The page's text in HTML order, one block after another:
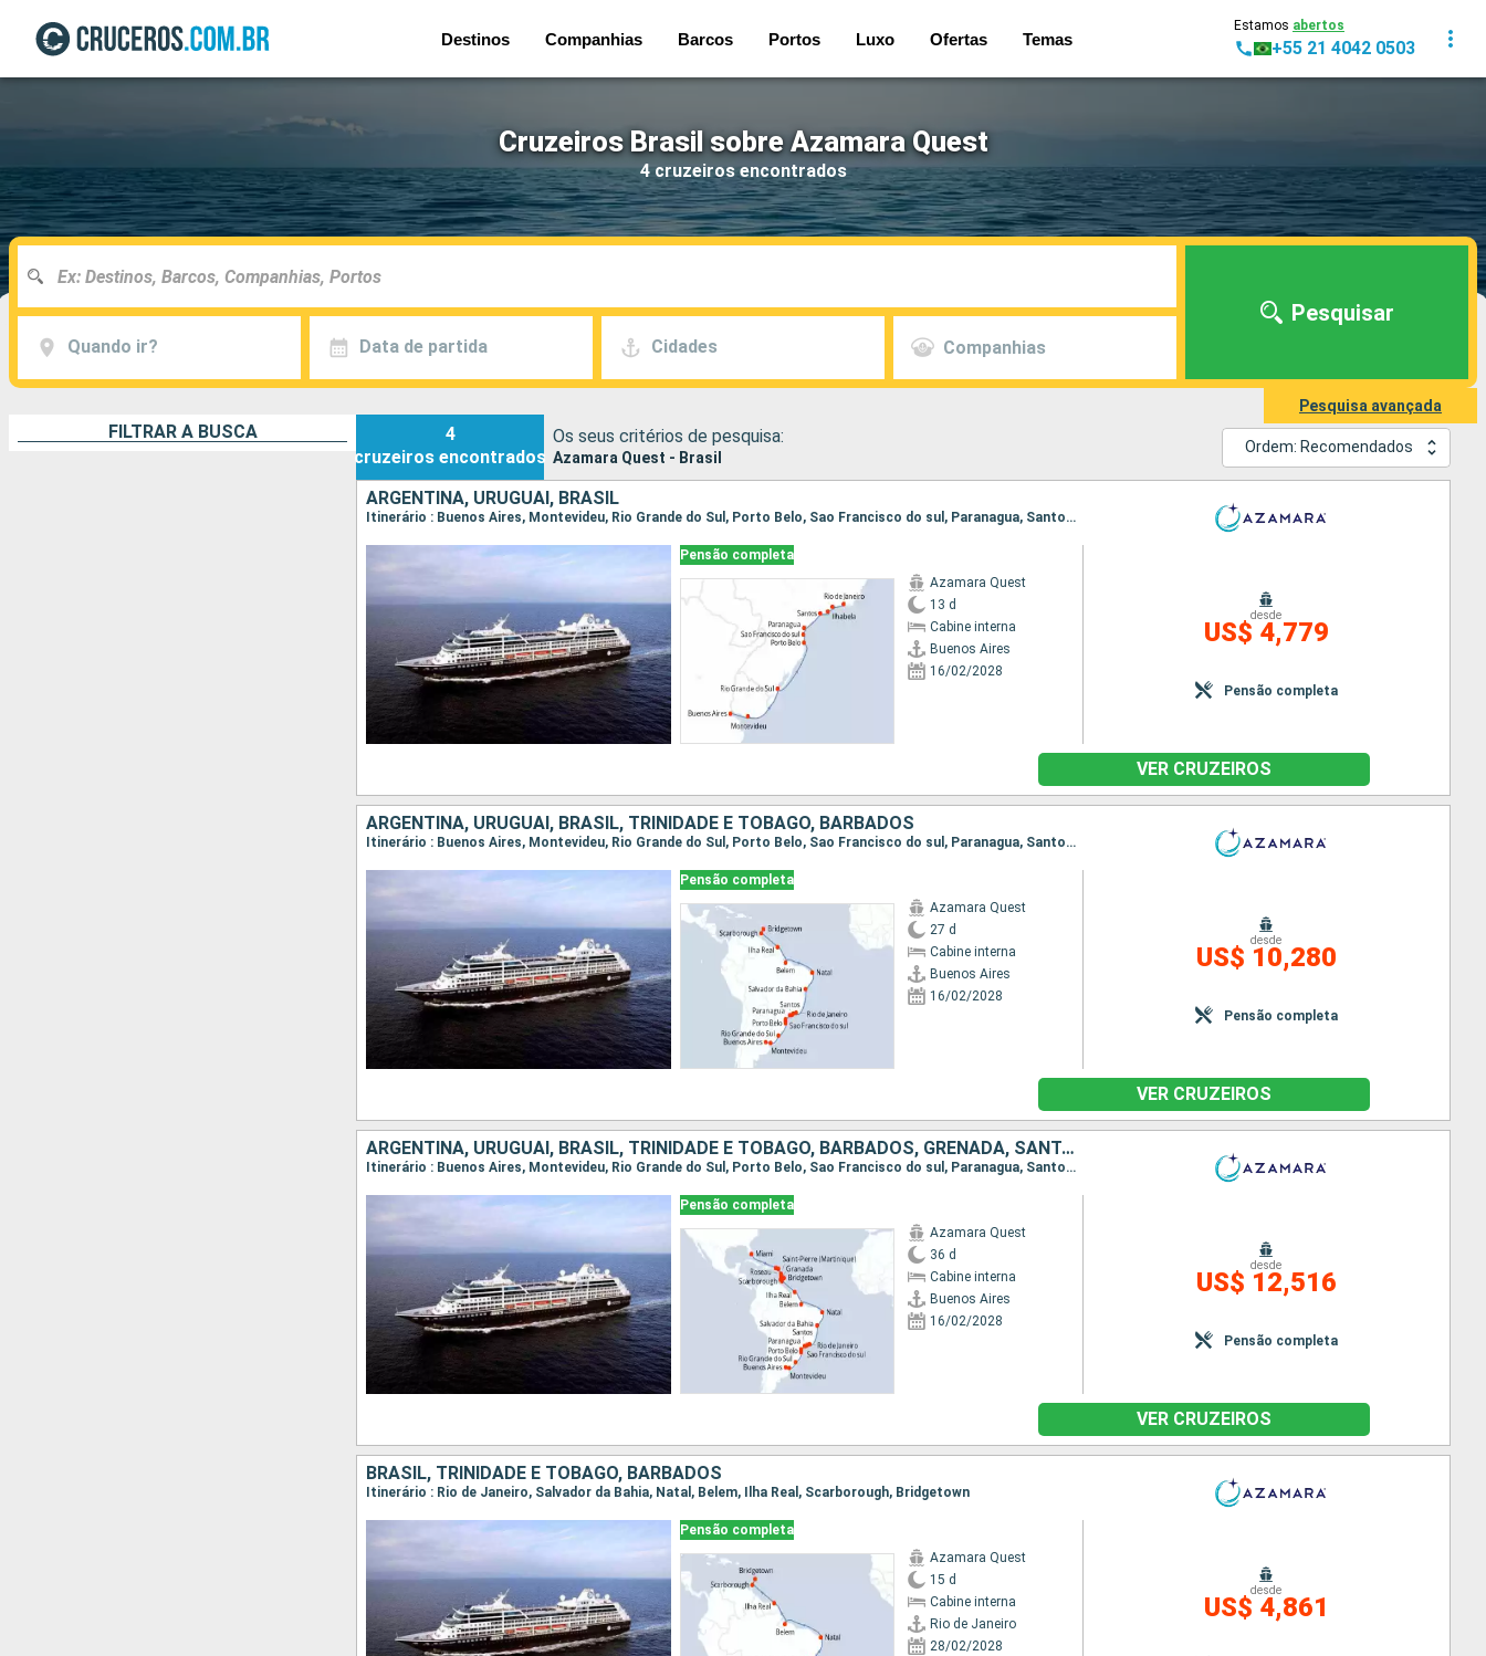
Destinos Companhias Barcos Portos Luxo Ofertas Temas
Estamos abertos
+55 21 4042 0503
Cruzeiros Brasil sobre Azamara Quest
4 cruzeiros encontrados
Quando ir? Data de partida Cidades Companhias
Pesquisar
Pesquisa avançada
FILTRAR A BUSCA
4
cruzeiros encontrados
Os seus critérios de pesquisa:
Azamara Quest - Brasil
Ordem: Recomendados
ARGENTINA, URUGUAI, BRASIL
Itinerário : Buenos Aires, Montevideu, Rio Grande do Sul, Porto Belo, Sao Francisco do sul, Paranagua, Santos, Ilhabela, Paraty, Rio de Janeiro
Pensão completa
Azamara Quest
13 d
Cabine interna
Buenos Aires
16/02/2028
desde
US$ 4,779
Pensão completa
VER CRUZEIROS
ARGENTINA, URUGUAI, BRASIL, TRINIDADE E TOBAGO, BARBADOS
Itinerário : Buenos Aires, Montevideu, Rio Grande do Sul, Porto Belo, Sao Francisco do sul, Paranagua, Santos, Ilhabela, Paraty, Rio de Janeiro, Salvador da Bahia, Natal, Belem, Ilha Real, Scarborough, Bridgetown
Pensão completa
Azamara Quest
27 d
Cabine interna
Buenos Aires
16/02/2028
desde
US$ 10,280
Pensão completa
VER CRUZEIROS
ARGENTINA, URUGUAI, BRASIL, TRINIDADE E TOBAGO, BARBADOS, GRENADA, SANTA LUCIA, REPUBLICA DOMINICANA, ESTADOS UNIDOS
Itinerário : Buenos Aires, Montevideu, Rio Grande do Sul, Porto Belo, Sao Francisco do sul, Paranagua, Santos, Ilhabela, Paraty, Rio de Janeiro, Salvador da Bahia, Natal, Belem, Ilha Real, Scarborough, Bridgetown, Granada, Castries, Saint-Pierre (Martinique), Roseau, Philippsburg, Road Town, Miami
Pensão completa
Azamara Quest
36 d
Cabine interna
Buenos Aires
16/02/2028
desde
US$ 12,516
Pensão completa
VER CRUZEIROS
BRASIL, TRINIDADE E TOBAGO, BARBADOS
Itinerário : Rio de Janeiro, Salvador da Bahia, Natal, Belem, Ilha Real, Scarborough, Bridgetown
Pensão completa
Azamara Quest
15 d
Cabine interna
Rio de Janeiro
28/02/2028
desde
US$ 4,861